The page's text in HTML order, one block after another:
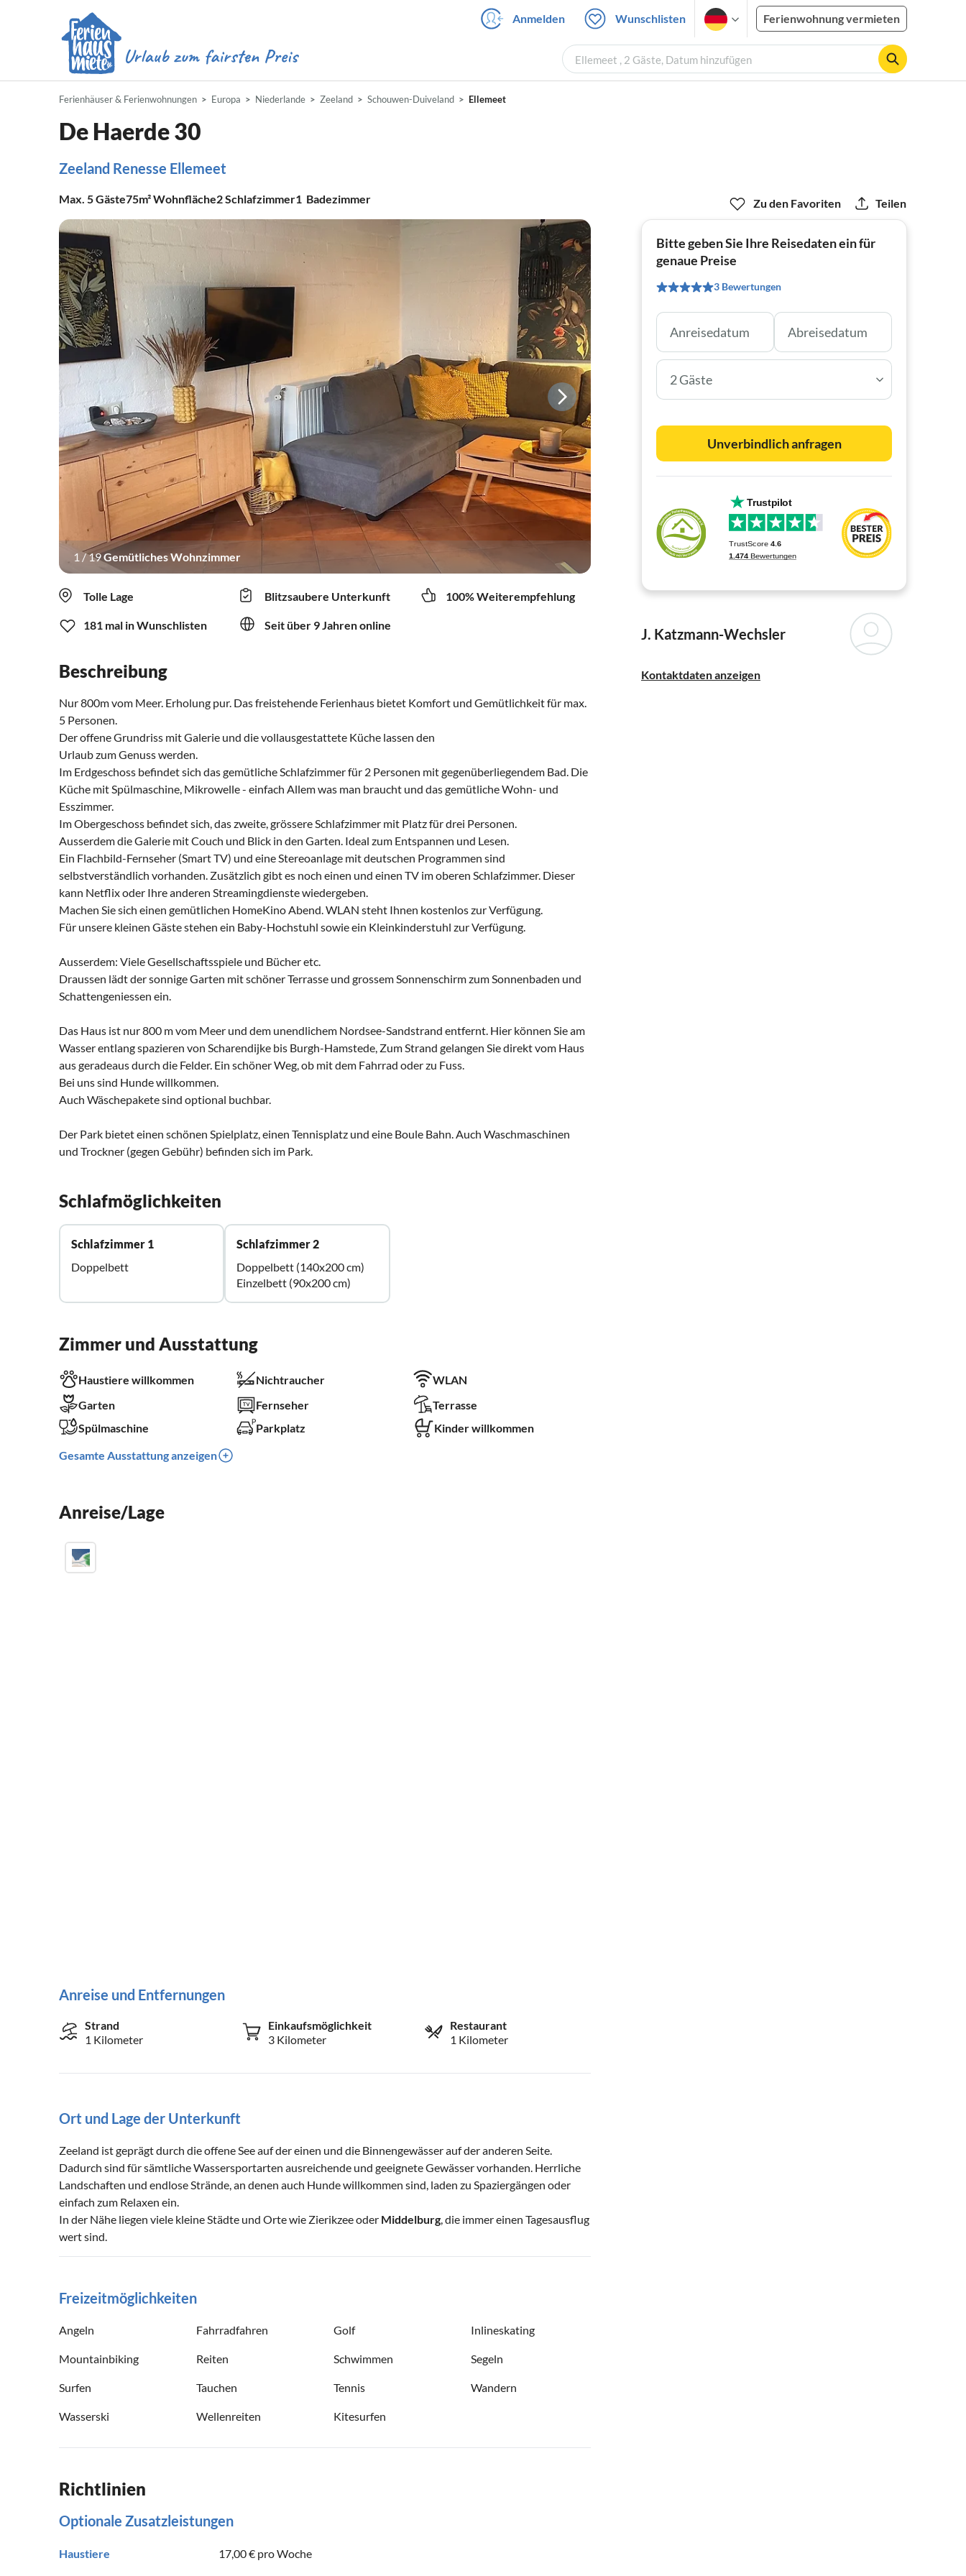
Anmelden Wunschlisten Ferienwohnung vermieten
Ellemeet , 2 Gäste, Datum hinzufügen
Ferienhäuser & Ferienwohnungen Europa Niederlande Zeeland Schouwen-Duiveland Ellemeet
De Haerde 30
Zeeland Renesse Ellemeet
Max. 5Gäste75m²Wohnfläche2Schlafzimmer1 Badezimmer
1 /19Gemütliches Wohnzimmer
Tolle Lage Blitzsaubere Unterkunft 100% Weiterempfehlung
181 mal in Wunschlisten Seit über 9 Jahren online
Beschreibung
Nur 800m vom Meer. Erholung pur. Das freistehende Ferienhaus bietet Komfort und Gemütlichkeit für max.
5 Personen.
Der offene Grundriss mit Galerie und die vollausgestattete Küche lassen den
Urlaub zum Genuss werden.
Im Erdgeschoss befindet sich das gemütliche Schlafzimmer für 2 Personen mit gegenüberliegendem Bad. Die
Küche mit Spülmaschine, Mikrowelle - einfach Allem was man braucht und das gemütliche Wohn- und
Esszimmer.
Im Obergeschoss befindet sich, das zweite, grössere Schlafzimmer mit Platz für drei Personen.
Ausserdem die Galerie mit Couch und Blick in den Garten. Ideal zum Entspannen und Lesen.
Ein Flachbild-Fernseher (Smart TV) und eine Stereoanlage mit deutschen Programmen sind
selbstverständlich vorhanden. Zusätzlich gibt es noch einen und einen TV im oberen Schlafzimmer. Dieser
kann Netflix oder Ihre anderen Streamingdienste wiedergeben.
Machen Sie sich einen gemütlichen HomeKino Abend. WLAN steht Ihnen kostenlos zur Verfügung.
Für unsere kleinen Gäste stehen ein Baby-Hochstuhl sowie ein Kleinkinderstuhl zur Verfügung.
Ausserdem: Viele Gesellschaftsspiele und Bücher etc.
Draussen lädt der sonnige Garten mit schöner Terrasse und grossem Sonnenschirm zum Sonnenbaden und
Schattengeniessen ein.
Das Haus ist nur 800 m vom Meer und dem unendlichem Nordsee-Sandstrand entfernt. Hier können Sie am
Wasser entlang spazieren von Scharendijke bis Burgh-Hamstede, Zum Strand gelangen Sie direkt vom Haus
aus geradeaus durch die Felder. Ein schöner Weg, ob mit dem Fahrrad oder zu Fuss.
Bei uns sind Hunde willkommen.
Auch Wäschepakete sind optional buchbar.
Der Park bietet einen schönen Spielplatz, einen Tennisplatz und eine Boule Bahn. Auch Waschmaschinen
und Trockner (gegen Gebühr) befinden sich im Park.
Schlafmöglichkeiten
Schlafzimmer 1
Doppelbett
Schlafzimmer 2
Doppelbett (140x200 cm)
Einzelbett (90x200 cm)
Zimmer und Ausstattung
Haustiere willkommen Nichtraucher
WLAN
Garten
Fernseher
Terrasse
Spülmaschine
Parkplatz
Kinder willkommen
Gesamte Ausstattung anzeigen
Anreise/Lage
Anreise und Entfernungen
Strand
1 Kilometer
Einkaufsmöglichkeit
3 Kilometer
Restaurant
1 Kilometer
Ort und Lage der Unterkunft
Zeeland ist geprägt durch die offene See auf der einen und die Binnengewässer auf der anderen Seite.
Dadurch sind für sämtliche Wassersportarten ausreichende und geeignete Gewässer vorhanden. Herrliche
Landschaften und endlose Strände, an denen auch Hunde willkommen sind, laden zu Spaziergängen oder
einfach zum Relaxen ein.
In der Nähe liegen viele kleine Städte und Orte wie Zierikzee oder Middelburg, die immer einen Tagesausflug
wert sind.
Freizeitmöglichkeiten
Angeln Fahrradfahren Golf Inlineskating
Mountainbiking Reiten Schwimmen Segeln
Surfen Tauchen Tennis Wandern
Wasserski Wellenreiten Kitesurfen
Richtlinien
Optionale Zusatzleistungen
Haustiere 17,00 € pro Woche
Zu den Favoriten Teilen
Bitte geben Sie Ihre Reisedaten ein für
genaue Preise
3 Bewertungen
2 Gäste
Unverbindlich anfragen
J. Katzmann-Wechsler
Kontaktdaten anzeigen